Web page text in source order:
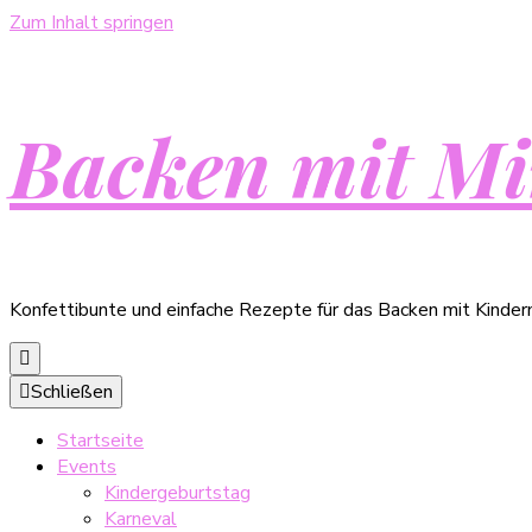
Zum Inhalt springen
Backen mit
Konfettibunte und einfache Rezepte für das Backen mit
Schließen
Startseite
Events
Kindergeburtstag
Karneval